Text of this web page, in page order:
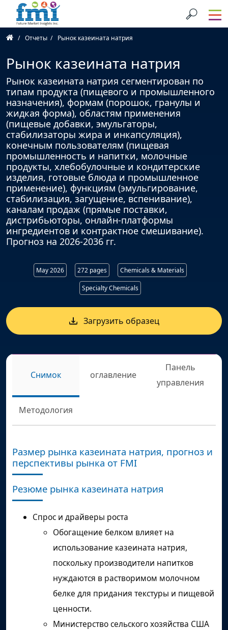
Отчеты Рынок казеината натрия
Рынок казеината натрия
Рынок казеината натрия сегментирован по
типам продукта (пищевого и промышленного
назначения), формам (порошок, гранулы и
жидкая форма), областям применения
(пищевые добавки, эмульгаторы,
стабилизаторы жира и инкапсуляция),
конечным пользователям (пищевая
промышленность и напитки, молочные
продукты, хлебобулочные и кондитерские
изделия, готовые блюда и промышленное
применение), функциям (эмульгирование,
стабилизация, загущение, вспенивание),
каналам продаж (прямые поставки,
дистрибьюторы, онлайн-платформы
ингредиентов и контрактное смешивание).
Прогноз на 2026-2036 гг.
May 2026 272 pages Chemicals & Materials
Specialty Chemicals
Загрузить образец
Снимок оглавление
Панель
управления
Методология
Размер рынка казеината натрия, прогноз и
перспективы рынка от FMI
Резюме рынка казеината натрия
Спрос и драйверы роста
Обогащение белком влияет на
использование казеината натрия,
поскольку производители напитков
нуждаются в растворимом молочном
белке для придания текстуры и пищевой
ценности.
Министерство сельского хозяйства США